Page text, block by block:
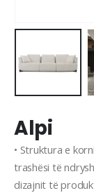
Alpi
• Struktura e
trashësi të
dizajnit të